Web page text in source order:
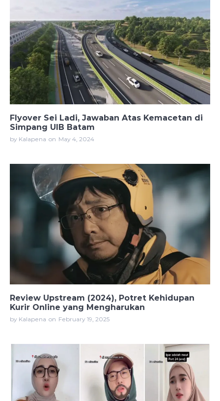
Flyover Sei Ladi, Jawaban Atas Kemacetan di
Simpang UIB Batam
by Kalapena on May 4, 2024
Review Upstream (2024), Potret Kehidupan
Kurir Online yang Mengharukan
by Kalapena on February 19, 2025